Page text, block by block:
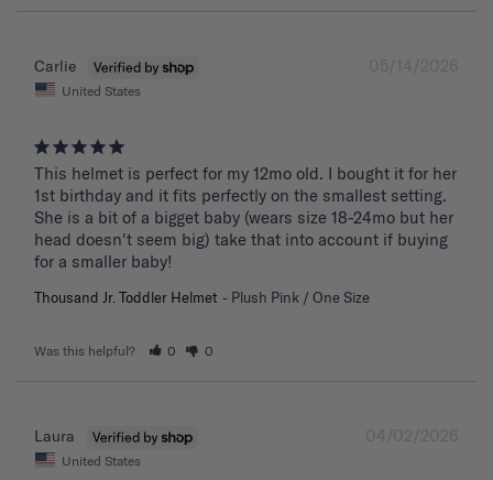
05/14/2026
Carlie
United States
This helmet is perfect for my 12mo old. I bought it for her
1st birthday and it fits perfectly on the smallest setting.
She is a bit of a bigget baby (wears size 18-24mo but her
head doesn't seem big) take that into account if buying
for a smaller baby!
Thousand Jr. Toddler Helmet Plush Pink / One Size
Was this helpful? 0 0
04/02/2026
Laura
United States